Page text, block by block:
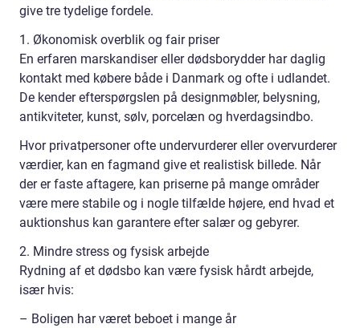
give tre tydelige fordele.
1. Økonomisk overblik og fair priser
En erfaren marskandiser eller dødsborydder har daglig
kontakt med købere både i Danmark og ofte i udlandet.
De kender efterspørgslen på designmøbler, belysning,
antikviteter, kunst, sølv, porcelæn og hverdagsindbo.
Hvor privatpersoner ofte undervurderer eller overvurderer
værdier, kan en fagmand give et realistisk billede. Når
der er faste aftagere, kan priserne på mange områder
være mere stabile og i nogle tilfælde højere, end hvad et
auktionshus kan garantere efter salær og gebyrer.
2. Mindre stress og fysisk arbejde
Rydning af et dødsbo kan være fysisk hårdt arbejde,
især hvis:
– Boligen har været beboet i mange år